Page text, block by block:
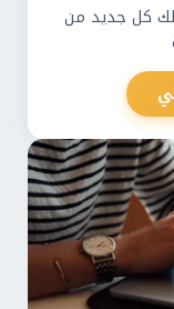
كل جديد من